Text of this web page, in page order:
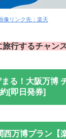
像リンク先：楽天
旅行するチャン
る！大阪万博
約[即日発券]
西万博プラン【